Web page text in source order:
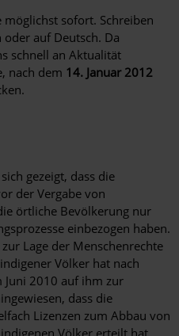
möglichst sofort. Schreiben
oder auf Deutsch. Da
schnell an Aktualität
nach dem 14. Januar 2012
gezeigt, dass die
der Vergabe von
örtliche Bevölkerung nur
einbezogen haben.
Lage der Menschenrechte
Völker hat nach
Juni 2010 auf ihm zur
dass die
Lizenzen zum Abbau von